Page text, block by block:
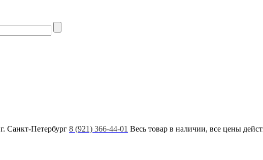
г. Санкт-Петербург 8 (921) 366-44-01 Весь товар в наличии, все цены